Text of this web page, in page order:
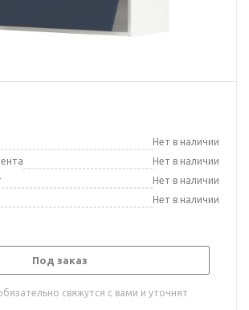
Нет в наличии
Нет в наличии
Нет в наличии
Нет в наличии
Под заказ
свяжутся с вами и уточнят